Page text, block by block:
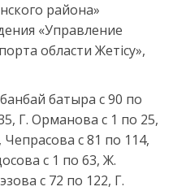
района»
«Управление
области Жетісу»,
батыра c 90 по
Г. Орманова с 1 по 25,
Чепрасова с 81 по 114,
с 1 по 63, Ж.
с 72 по 122, Г.